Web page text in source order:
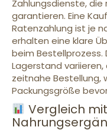
Zahlungsdienste, die
garantieren. Eine
Ratenzahlung ist je
erhalten eine klare
beim Bestellprozess.
Lagerstand
zeitnahe Bestellung,
Packungsgröße
Vergleich